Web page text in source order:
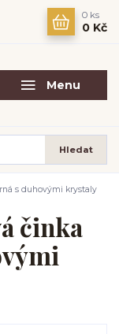
Menu
Hledat
0 ks
0 Kč
s duhovými krystaly
činka